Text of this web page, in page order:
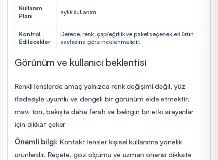
Kullanım
Planı
aylık kullanım
Kontrol
Edilecekler
Derece, renk, çap/eğrilik ve paket seçenekleri ürün
sayfasına göre incelenmelidir.
Görünüm ve kullanıcı beklentisi
Renkli lenslerde amaç yalnızca renk değişimi değil, yüz
ifadesiyle uyumlu ve dengeli bir görünüm elde etmektir.
mavi ton, bakışta daha ferah ve belirgin bir etki arayanlar
için dikkat çeker
Önemli bilgi: Kontakt lensler kişisel kullanıma yönelik
ürünlerdir. Reçete, göz ölçümü ve uzman önerisi dikkate